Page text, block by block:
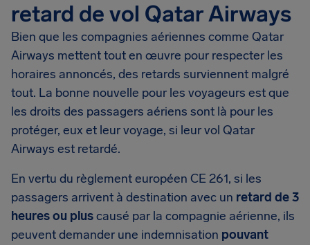
retard de vol Qatar Airways
Bien que les compagnies aériennes comme Qatar
Airways mettent tout en œuvre pour respecter les
horaires annoncés, des retards surviennent malgré
tout. La bonne nouvelle pour les voyageurs est que
les droits des passagers aériens sont là pour les
protéger, eux et leur voyage, si leur vol Qatar
Airways est retardé.
En vertu du règlement européen CE 261, si les
passagers arrivent à destination avec un retard de 3
heures ou pluscausé par la compagnie aérienne, ils
peuvent demander une indemnisation pouvant